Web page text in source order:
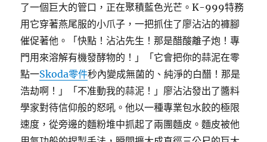
了一個巨大的管口，正在聚積藍色光芒。K-999特務
用它穿著燕尾服的小爪子，一把抓住了廖沾沾的褲腳
催促著他。「快點！沾沾先生！那是醋酸離子炮！專
門用來溶解有機發酵物的！」「它會把你的蒜泥在零
點一Skoda零件秒內變成無菌的、純淨的白醋！那是
浩劫啊！」「不准動我的蒜泥！」廖沾沾發出了醬料
學家對待信仰般的怒吼。他以一種專業包水餃的極限
速度，從旁邊的麵粉堆中抓起了兩團麵皮。麵皮被他